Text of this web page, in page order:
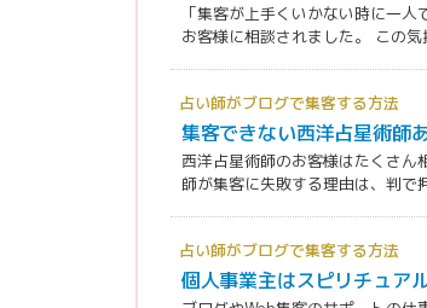
「集客が上手くいかない時に一
お客様に相談されました。 この
占い師がブログで集客する方法
集客できない西洋占星術師
西洋占星術師のお客様はたくさん
師が集客に失敗する理由は、判で
占い師がブログで集客する方法
個人事業主はスピリチュア